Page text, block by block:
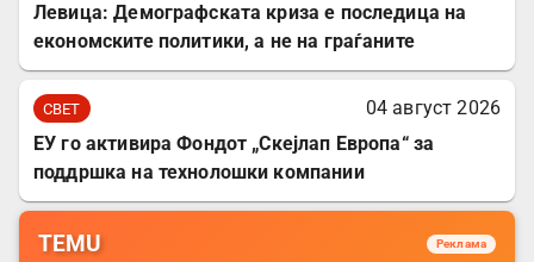
Левица: Демографската криза е последица на
економските политики, а не на граѓаните
СВЕТ
04 август 2026
ЕУ го активира Фондот „Скејлап Европа“ за
поддршка на технолошки компании
TEMU Реклама